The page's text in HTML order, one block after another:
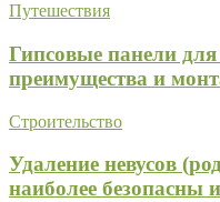
Путешествия
Гипсовые панели
преимущества и
Строительство
Удаление невусов
наиболее безопасны